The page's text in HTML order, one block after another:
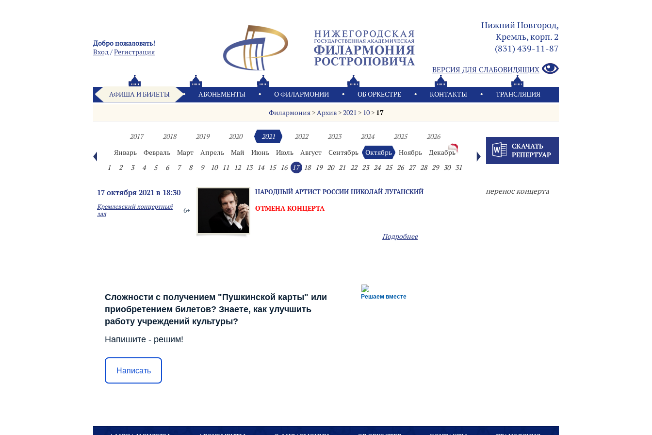
Добро пожаловать!
Вход/Pегистрация
Нижний Новгород,
Кремль, корп. 2
(831) 439-11-87
ВЕРСИЯ ДЛЯ СЛАБОВИДЯЩИХ
АФИША И БИЛЕТЫ АБОНЕМЕНТЫ О ФИЛАРМОНИИ OБ ОРКЕСТРЕ КОНТАКТЫ ТРАНСЛЯЦИЯ
Филармония>Архив>2021 > 10> 17
2017 2018 2019 2020 2021 2022 2023 2024 2025
2026
Январь
Февраль Март Апрель Май Июнь Июль Август Сентябрь Октябрь Ноябрь
Декабрь
1
2 3 4 5 6 7 8 9 10 11 12 13 14 15 16 17 18 19 20 21 22 23 24 25 26 27 28 29 30 31
СКАЧАТЬ
РЕПЕРТУАР
17 октября 2021 в 18:30
6+
Кремлевский концертный
зал
НАРОДНЫЙ АРТИСТ РОССИИ НИКОЛАЙ ЛУГАНСКИЙ
ОТМЕНА КОНЦЕРТА
Подробнее
перенос концерта
Решаем вместе
Сложности с получением "Пушкинской карты" или
приобретением билетов? Знаете, как улучшить
работу учреждений культуры?
Напишите - решим!
Написать